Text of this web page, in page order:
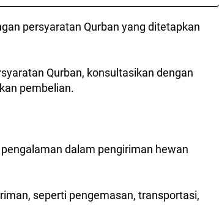
persyaratan Qurban yang ditetapkan
Qurban, konsultasikan dengan
pembelian.
dalam pengiriman hewan
seperti pengemasan, transportasi,